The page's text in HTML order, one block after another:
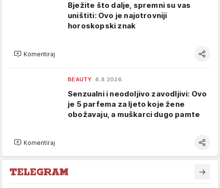
Bježite što dalje, spremni su vas
uništiti: Ovo je najotrovniji
horoskopski znak
Komentiraj
BEAUTY 6.8.2026.
Senzualni i neodoljivo zavodljivi: Ovo
je 5 parfema za ljeto koje žene
obožavaju, a muškarci dugo pamte
Komentiraj